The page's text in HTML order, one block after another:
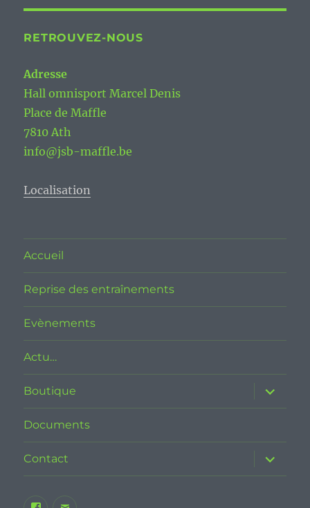
RETROUVEZ-NOUS
Adresse
Hall omnisport Marcel Denis
Place de Maffle
7810 Ath
info@jsb-maffle.be
Localisation
Accueil
Reprise des entraînements
Evènements
Actu…
Boutique
ouvrir
le
sous-
Documents
Contact
ouvrir
le
sous-
Facebook
E-